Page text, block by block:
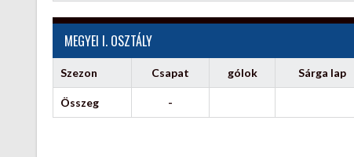
MEGYEI I. OSZTÁLY
Szezon Csapat gólok Sárga lap
Összeg -